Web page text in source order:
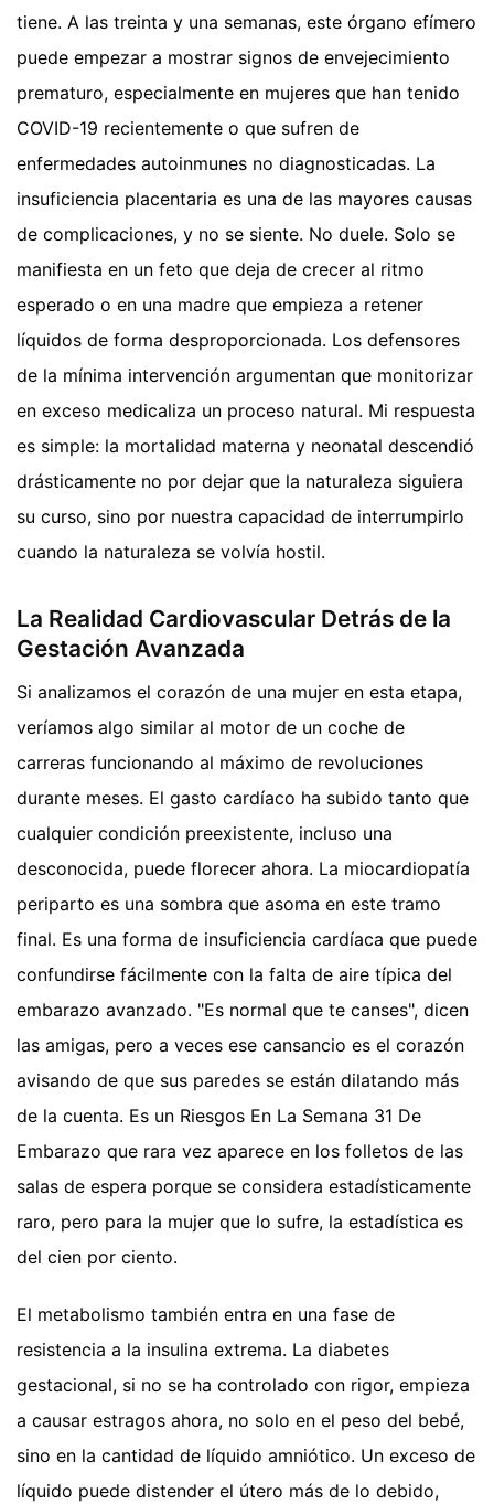
tiene. A las treinta y una semanas, este órgano efímero
puede empezar a mostrar signos de envejecimiento
prematuro, especialmente en mujeres que han tenido
COVID-19 recientemente o que sufren de
enfermedades autoinmunes no diagnosticadas. La
insuficiencia placentaria es una de las mayores causas
de complicaciones, y no se siente. No duele. Solo se
manifiesta en un feto que deja de crecer al ritmo
esperado o en una madre que empieza a retener
líquidos de forma desproporcionada. Los defensores
de la mínima intervención argumentan que monitorizar
en exceso medicaliza un proceso natural. Mi respuesta
es simple: la mortalidad materna y neonatal descendió
drásticamente no por dejar que la naturaleza siguiera
su curso, sino por nuestra capacidad de interrumpirlo
cuando la naturaleza se volvía hostil.
La Realidad Cardiovascular Detrás de la
Gestación Avanzada
Si analizamos el corazón de una mujer en esta etapa,
veríamos algo similar al motor de un coche de
carreras funcionando al máximo de revoluciones
durante meses. El gasto cardíaco ha subido tanto que
cualquier condición preexistente, incluso una
desconocida, puede florecer ahora. La miocardiopatía
periparto es una sombra que asoma en este tramo
final. Es una forma de insuficiencia cardíaca que puede
confundirse fácilmente con la falta de aire típica del
embarazo avanzado. "Es normal que te canses", dicen
las amigas, pero a veces ese cansancio es el corazón
avisando de que sus paredes se están dilatando más
de la cuenta. Es un Riesgos En La Semana 31 De
Embarazo que rara vez aparece en los folletos de las
salas de espera porque se considera estadísticamente
raro, pero para la mujer que lo sufre, la estadística es
del cien por ciento.
El metabolismo también entra en una fase de
resistencia a la insulina extrema. La diabetes
gestacional, si no se ha controlado con rigor, empieza
a causar estragos ahora, no solo en el peso del bebé,
sino en la cantidad de líquido amniótico. Un exceso de
líquido puede distender el útero más de lo debido,